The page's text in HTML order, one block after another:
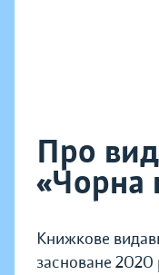
Про
«Чорна
Книжкове
засноване 2020